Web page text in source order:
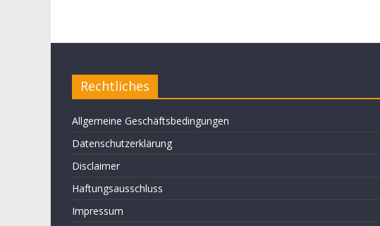
Rechtliches
Allgemeine Geschäftsbedingungen
Datenschutzerklärung
Disclaimer
Haftungsausschluss
Impressum